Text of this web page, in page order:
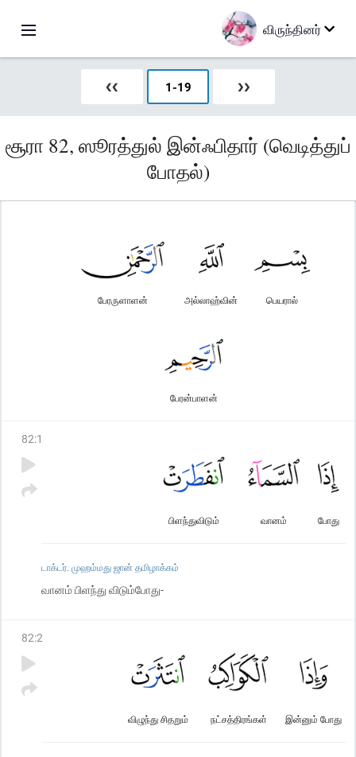
விருந்தினர்
❮❮ 1-19 ❯❯
சூரா 82, ஸூரத்துல் இன்ஃபிதார் (வெடித்துப்
போதல்)
பெயரால்
அல்லாஹ்வின்
பேரருளாளன்
பேரன்பாளன்
82:1
போது
வானம்
பிளந்துவிடும்
டாக்டர். முஹம்மது ஜான் தமிழாக்கம்
வானம் பிளந்து விடும்போது-
82:2
இன்னும் போது
நட்சத்திரங்கள்
விழுந்து சிதறும்